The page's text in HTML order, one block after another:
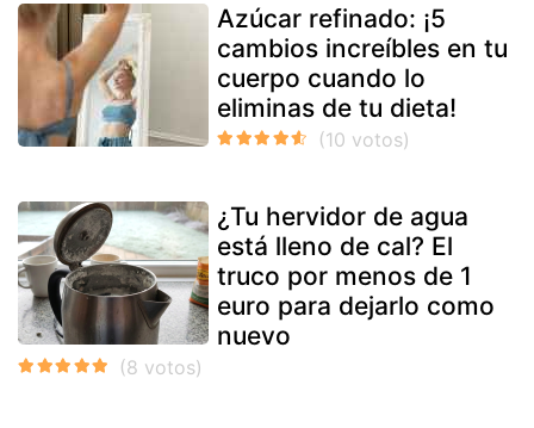
Azúcar refinado: ¡5
cambios increíbles en tu
cuerpo cuando lo
eliminas de tu dieta!
¿Tu hervidor de agua
está lleno de cal? El
truco por menos de 1
euro para dejarlo como
nuevo